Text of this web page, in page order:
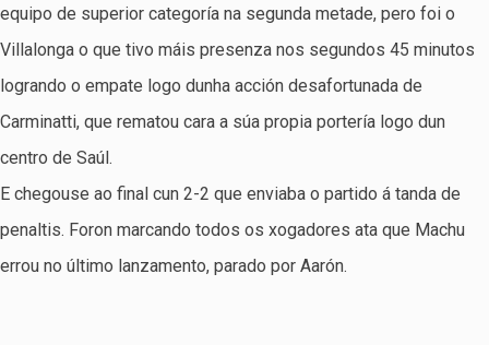
equipo de superior categoría na segunda metade, pero foi o
Villalonga o que tivo máis presenza nos segundos 45 minutos
logrando o empate logo dunha acción desafortunada de
Carminatti, que rematou cara a súa propia portería logo dun
centro de Saúl.
E chegouse ao final cun 2-2 que enviaba o partido á tanda de
penaltis. Foron marcando todos os xogadores ata que Machu
errou no último lanzamento, parado por Aarón.